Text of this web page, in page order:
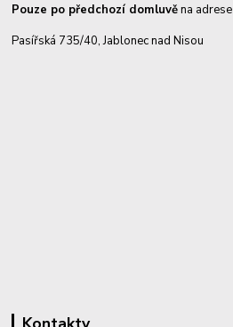
Pouze po předchozí domluvěna adrese
Pasířská 735/40, Jablonec nad Nisou